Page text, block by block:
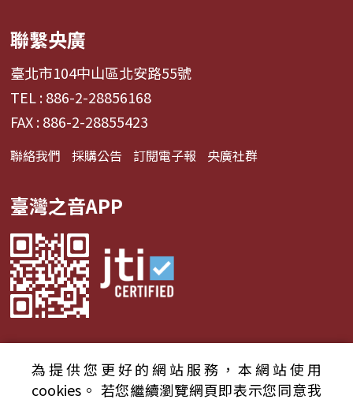
聯繫央廣
臺北市104中山區北安路55號
TEL : 886-2-28856168
FAX : 886-2-28855423
聯絡我們 採購公告 訂閱電子報 央廣社群
臺灣之音APP
© 2024財團法人中央廣播電臺 版權所有
為提供您更好的網站服務，本網站使用
cookies。 若您繼續瀏覽網頁即表示您同意我